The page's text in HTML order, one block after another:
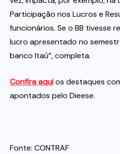
Participação nos Lucros e
funcionários. Se o BB tivesse
lucro apresentado no
banco Itaú”, completa.
Confira aquios destaques
apontados pelo Dieese.
Fonte: CONTRAF